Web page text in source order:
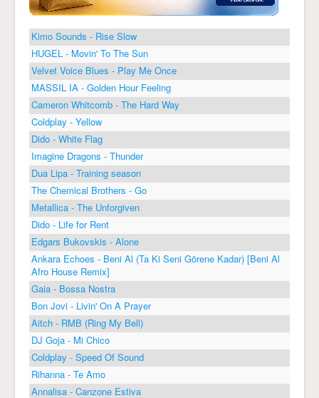
Kimo Sounds - Rise Slow
HUGEL - Movin' To The Sun
Velvet Voice Blues - Play Me Once
MASSIL IA - Golden Hour Feeling
Cameron Whitcomb - The Hard Way
Coldplay - Yellow
Dido - White Flag
Imagine Dragons - Thunder
Dua Lipa - Training season
The Chemical Brothers - Go
Metallica - The Unforgiven
Dido - Life for Rent
Edgars Bukovskis - Alone
Ankara Echoes - Beni Al (Ta Ki Seni Görene Kadar) [Beni Al
Afro House Remix]
Gaia - Bossa Nostra
Bon Jovi - Livin' On A Prayer
Aitch - RMB (Ring My Bell)
DJ Goja - Mi Chico
Coldplay - Speed Of Sound
Rihanna - Te Amo
Annalisa - Canzone Estiva